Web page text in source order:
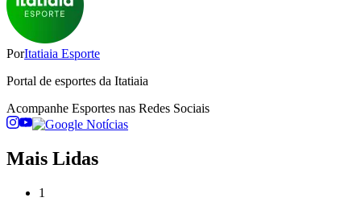
PorItatiaia Esporte
Portal de esportes da Itatiaia
Acompanhe Esportes nas Redes Sociais
Mais Lidas
1